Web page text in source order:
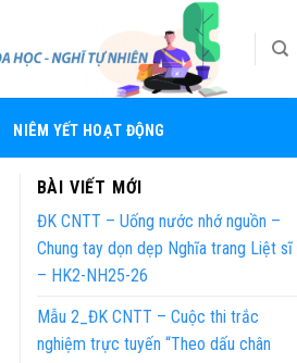
NIÊM YẾT HOẠT ĐỘNG
BÀI VIẾT MỚI
ĐK CNTT – Uống nước nhớ nguồn –
Chung tay dọn dẹp Nghĩa trang Liệt sĩ
– HK2-NH25-26
Mẫu 2_ĐK CNTT – Cuộc thi trắc
nghiệm trực tuyến “Theo dấu chân